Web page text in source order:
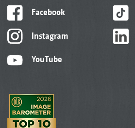
Facebook
Instagram
YouTube